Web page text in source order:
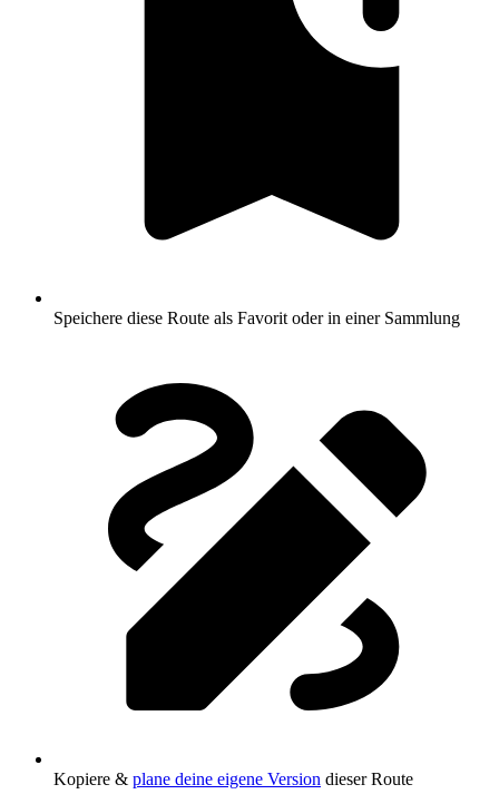
Speichere diese Route als Favorit oder in einer Sammlung
Kopiere & plane deine eigene Version dieser Route